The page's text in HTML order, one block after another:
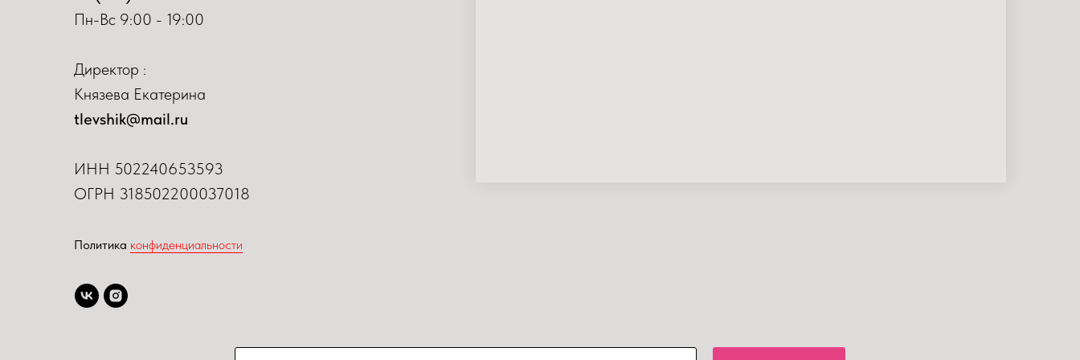
Пн-Вс 9:00 - 19:00
Директор :
Князева Екатерина
tlevshik@mail.ru
ИНН 502240653593
ОГРН 318502200037018
Политика конфиденциальности